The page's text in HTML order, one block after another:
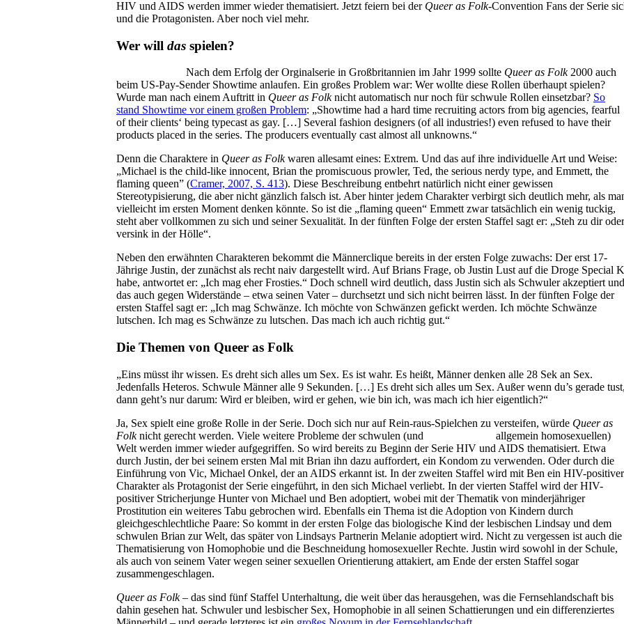
HIV und AIDS werden immer wieder thematisiert. Jetzt feiern bei der Queer as Folk-Convention Fans der Serie
und die Protagonisten. Aber noch viel mehr.
Wer will das spielen?
Nach dem Erfolg der Orginalserie in Großbritannien im Jahr 1999 sollte Queer as Folk2000 auch
beim US-Pay-Sender Showtime anlaufen. Ein großes Problem war: Wer wollte diese Rollen überhaupt spielen?
Wurde man nach einem Auftritt in Queer as Folknicht automatisch nur noch für schwule Rollen einsetzbar? So
stand Showtime vor einem großen Problem: „Showtime had a hard time recruiting actors from big agencies, fearful
of their clients‘ being typecast as gay. […] Several fashion designers (of all industries!) even refused to have their
products placed in the series. The producers eventually cast almost all unknowns.“
Denn die Charaktere in Queer as Folkwaren allesamt eines: Extrem. Und das auf ihre individuelle Art und Weise:
„Michael is the child-like innocent, Brian the promiscuous prowler, Ted, the serious nerdy type, and Emmett, the
flaming queen” (Cramer, 2007, S. 413). Diese Beschreibung entbehrt natürlich nicht einer gewissen
Stereotypisierung, die aber nicht gänzlich falsch ist. Aber hinter jedem Charakter verbirgt sich deutlich mehr, als
vielleicht im ersten Moment denken könnte. So ist die „flaming queen“ Emmett zwar tatsächlich ein wenig tuckig,
steht aber vollkommen zu sich und seiner Sexualität. In der fünften Folge der ersten Staffel sagt er: „Steh zu dir oder
versink in der Hölle“.
Neben den erwähnten Charakteren bekommt die Männerclique bereits in der ersten Folge zuwachs: Der erst 17-
Jährige Justin, der zunächst als recht naiv dargestellt wird. Auf Brians Frage, ob Justin Lust auf die Droge Special K
habe, antwortet er: „Ich mag eher Frosties.“ Doch schnell wird deutlich, dass Justin sich als Schwuler akzeptiert und
das auch gegen Widerstände – etwa seinen Vater – durchsetzt und sich nicht beirren lässt. In der fünften Folge der
ersten Staffel sagt er: „Ich mag Schwänze. Ich möchte von Schwänzen gefickt werden. Ich möchte Schwänze
lutschen. Ich mag es Schwänze zu lutschen. Das mach ich auch richtig gut.“
Die Themen von Queer as Folk
„Eins müsst ihr wissen. Es dreht sich alles um Sex. Es ist wahr. Es heißt, Männer denken alle 28 Sek an Sex.
Jedenfalls Heteros. Schwule Männer alle 9 Sekunden. […] Es dreht sich alles um Sex. Außer wenn du’s gerade tust,
dann geht’s nur darum: Wird er bleiben, wird er gehen, wie bin ich, was mach ich hier eigentlich?“
Ja, Sex spielt eine große Rolle in der Serie. Doch sich nur auf Rein-raus-Spielchen zu versteifen, würde Queer as
Folknicht gerecht werden. Viele weitere Probleme der schwulen (und
allgemein homosexuellen)
Welt werden immer wieder aufgegriffen. So wird bereits zu Beginn der Serie HIV und AIDS thematisiert. Etwa
durch Justin, der bei seinem ersten Mal mit Brian ihn dazu auffordert, ein Kondom zu verwenden. Oder durch die
Einführung von Vic, Michael Onkel, der an AIDS erkannt ist. In der zweiten Staffel wird mit Ben ein HIV-positiver
Charakter als Protagonist der Serie eingeführt, in den sich Michael verliebt. In der vierten Staffel wird der HIV-
positiver Stricherjunge Hunter von Michael und Ben adoptiert, wobei mit der Thematik von minderjähriger
Prostitution ein weiteres Tabu gebrochen wird. Ebenfalls ein Thema ist die Adoption von Kindern durch
gleichgeschlechtliche Paare: So kommt in der ersten Folge das biologische Kind der lesbischen Lindsay und dem
schwulen Brian zur Welt, das später von Lindsays Partnerin Melanie adoptiert wird. Nicht zu vergessen ist auch die
Thematisierung von Homophobie und die Beschneidung homosexueller Rechte. Justin wird sowohl in der Schule,
als auch von seinem Vater wegen seiner sexuellen Orientierung attakiert, am Ende der ersten Staffel sogar
zusammengeschlagen.
Queer as Folk– das sind fünf Staffel Unterhaltung, die weit über das herausgehen, was die Fernsehlandschaft bis
dahin gesehen hat. Schwuler und lesbischer Sex, Homophobie in all seinen Schattierungen und ein differenziertes